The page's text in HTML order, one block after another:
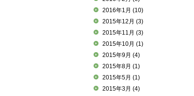
2016年1月 (10)
2015年12月 (3)
2015年11月 (3)
2015年10月 (1)
2015年9月 (4)
2015年8月 (1)
2015年5月 (1)
2015年3月 (4)